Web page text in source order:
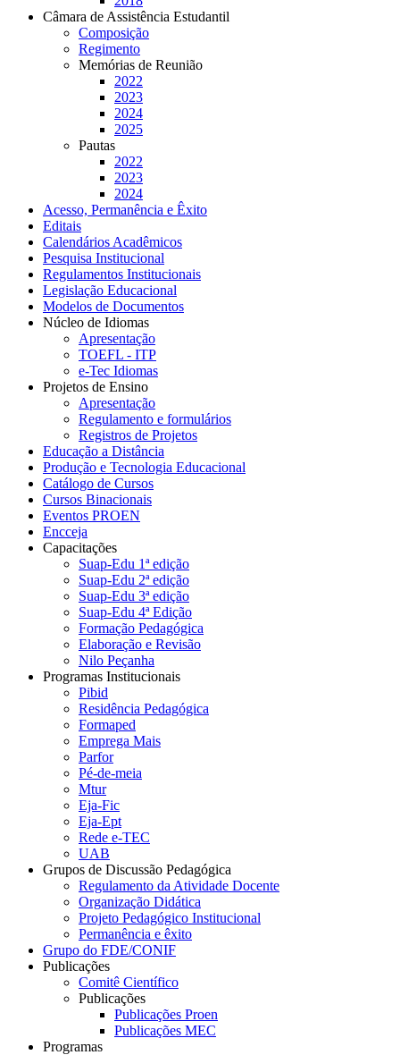
Câmara de Assistência Estudantil
Composição
Regimento
Memórias de Reunião
2022
2023
2024
2025
Pautas
2022
2023
2024
Acesso, Permanência e Êxito
Editais
Calendários Acadêmicos
Pesquisa Institucional
Regulamentos Institucionais
Legislação Educacional
Modelos de Documentos
Núcleo de Idiomas
Apresentação
TOEFL - ITP
e-Tec Idiomas
Projetos de Ensino
Apresentação
Regulamento e formulários
Registros de Projetos
Educação a Distância
Produção e Tecnologia Educacional
Catálogo de Cursos
Cursos Binacionais
Eventos PROEN
Encceja
Capacitações
Suap-Edu 1ª edição
Suap-Edu 2ª edição
Suap-Edu 3ª edição
Suap-Edu 4ª Edição
Formação Pedagógica
Elaboração e Revisão
Nilo Peçanha
Programas Institucionais
Pibid
Residência Pedagógica
Formaped
Emprega Mais
Parfor
Pé-de-meia
Mtur
Eja-Fic
Eja-Ept
Rede e-TEC
UAB
Grupos de Discussão Pedagógica
Regulamento da Atividade Docente
Organização Didática
Projeto Pedagógico Institucional
Permanência e êxito
Grupo do FDE/CONIF
Publicações
Comitê Científico
Publicações
Publicações Proen
Publicações MEC
Programas